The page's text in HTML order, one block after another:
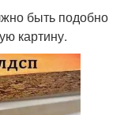
быть подобно
картину.